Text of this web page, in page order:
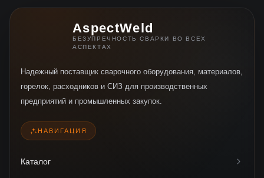
AspectWeld
БЕЗУПРЕЧНОСТЬ СВАРКИ ВО ВСЕХ
АСПЕКТАХ
Надежный поставщик сварочного оборудования, материалов,
горелок, расходников и СИЗ для производственных
предприятий и промышленных закупок.
НАВИГАЦИЯ
Каталог